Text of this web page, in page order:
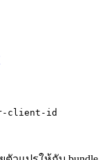
client-id